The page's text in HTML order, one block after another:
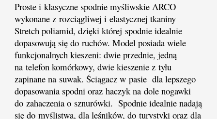
Proste i klasyczne spodnie myśliwskie ARCO
wykonane z rozciągliwej i elastycznej tkaniny
Stretch poliamid, dzięki której spodnie idealnie
dopasowują się do ruchów. Model posiada wiele
funkcjonalnych kieszeni: dwie przednie, jedną
na telefon komórkowy, dwie kieszenie z tyłu
zapinane na suwak. Ściągacz w pasie dla lepszego
dopasowania spodni oraz haczyk na dole nogawki
do zahaczenia o sznurówki. Spodnie idealnie nadają
się do myślistwa, dla leśników, do turystyki oraz dla